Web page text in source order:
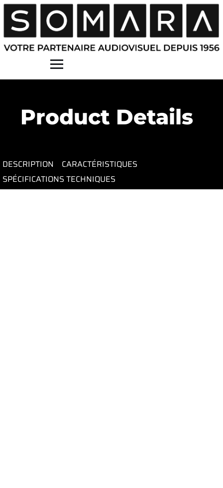
Product Details
DESCRIPTION
CARACTÉRISTIQUES
SPÉCIFICATIONS TECHNIQUES